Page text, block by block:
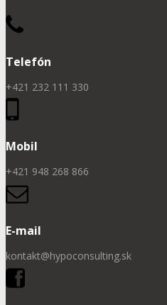
Telefón
+421 232 111 330
Mobil
+421 948 268 866
E-mail
kontakt@hypoconsulting.sk